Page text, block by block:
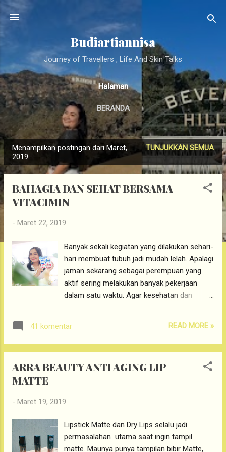
Budiartiannisa
Journey of Travellers , Life And Skin Talks
Halaman
BERANDA
o
Menampilkan postingan dari Maret,
2019
TUNJUKKAN SEMUA
BAHAGIA DAN SEHAT BERSAMA
VITACIMIN
- Maret 22, 2019
Banyak sekali kegiatan yang dilakukan sehari-
hari membuat tubuh jadi mudah lelah. Apalagi
jaman sekarang sebagai perempuan yang
aktif sering melakukan banyak pekerjaan
dalam satu waktu. Agar kesehatan dan
memiliki berbagai peran dalam
kesehariannya, belum lagi berbagai pekerjaan
kalau badan mudah letih dan jadi jatuh sakit?
menjalani hidup yang seimbang. Hidup
porsi makannya dengan aktivitasnya,
kemudian seimbang juga pekerjaan dan
41 komentar READ MORE »
ARRA BEAUTY ANTI AGING LIP
MATTE
- Maret 19, 2019
Lipstick Matte dan Dry Lips selalu jadi
permasalahan utama saat ingin tampil
matte. Maunya punya tampilan bibir Matte,